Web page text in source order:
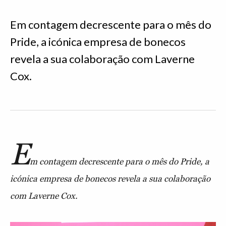
Em contagem decrescente para o mês do
Pride, a icónica empresa de bonecos
revela a sua colaboração com Laverne
Cox.
Em contagem decrescente para o mês do Pride, a
icónica empresa de bonecos revela a sua colaboração
com Laverne Cox.